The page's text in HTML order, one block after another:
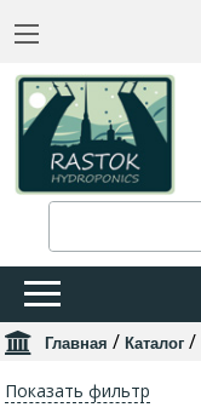
Главная / Каталог /
Показать фильтр